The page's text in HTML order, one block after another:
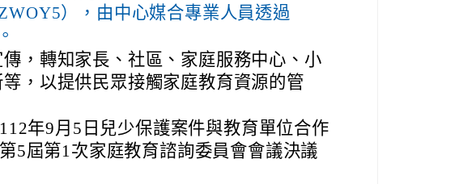
），由中心媒合專業人員透過
，轉知家長、社區、家庭服務中心、小
，以提供民眾接觸家庭教育資源的管
年9月5日兒少保護案件與教育單位合作
5屆第1次家庭教育諮詢委員會會議決議